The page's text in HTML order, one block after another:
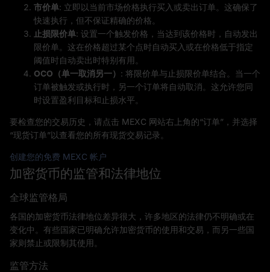
市价单: 立即以当前市场价格执行买入或卖出订单。这确保了
快速执行，但不保证精确的价格。
止损限价单: 设置一个触发价格，当达到该价格时，自动发出
限价单。这在价格超过某个点时自动买入或在价格低于指定
阈值时自动卖出时特别有用。
OCO（单一取消另一） : 将限价单与止损限价单结合。当一个
订单被触发或执行时，另一个订单将自动取消。这允许您同
时设置盈利目标和止损水平。
要检查您的交易历史，请点击 MEXC 网站右上角的“订单”，并选择
“现货订单”以查看您的所有现货交易记录。
创建您的免费 MEXC 帐户
加密货币的监管和法律地位
全球监管格局
各国的加密货币法律地位差异很大，许多地区的法律仍不明确或在
变化中。有些国家已明确允许加密货币的使用和交易，而另一些国
家则禁止或限制其使用。
监管方法